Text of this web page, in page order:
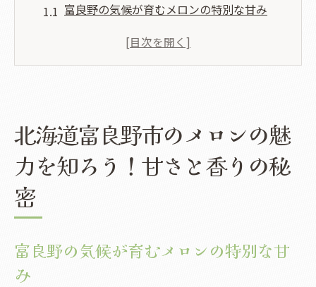
富良野の気候が育むメロンの特別な甘み
香り高いメロンを作り出す地元の技術
メロンの名産地としての歴史
地元で愛されるメロンの選び方とその美味しさ
を徹底解説
新鮮なメロンを見分けるコツ
北海道富良野市のメロンの魅
力を知ろう！甘さと香りの秘
密
富良野の気候が育むメロンの特別な甘
み